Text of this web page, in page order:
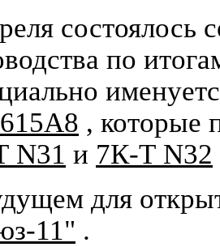
состоялось
по
, которые
N31 и 7К-Т N32
для
11" .